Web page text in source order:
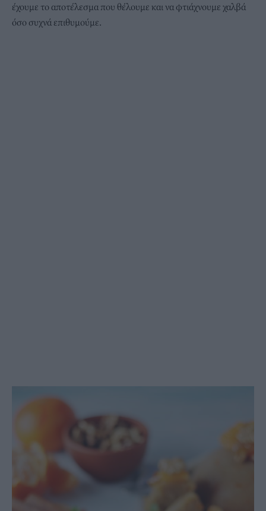
έχουμε το αποτέλεσμα που θέλουμε και να φτιάχνουμε χαλβά
όσο συχνά επιθυμούμε.